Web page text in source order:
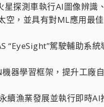
星探測車執行AI圖像辨
，並具有對ML應用最
“EyeSight”駕駛輔助系統
學習框架，提升工廠
漁業發展並執行即時AI